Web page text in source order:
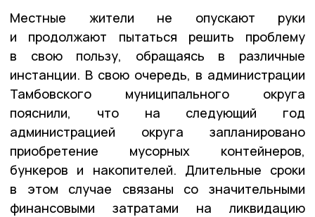
Местные жители не опускают руки
и продолжают пытаться решить проблему
в свою пользу, обращаясь в различные
инстанции. В свою очередь, в администрации
Тамбовского муниципального округа
пояснили, что на следующий год
администрацией округа запланировано
приобретение мусорных контейнеров,
бункеров и накопителей. Длительные сроки
в этом случае связаны со значительными
финансовыми затратами на ликвидацию